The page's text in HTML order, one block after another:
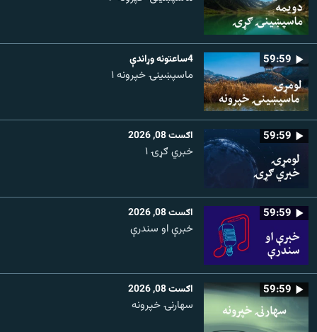
59:59 4ساعتونه وړاندې
ماسپښينۍ خپرونه ۱
59:59 اګست 08, 2026
خبري ګړۍ ۱
59:59 اګست 08, 2026
خبرې او سندرې
59:59 اګست 08, 2026
سهارنۍ خپرونه